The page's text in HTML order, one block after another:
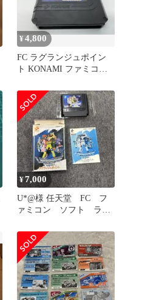
¥4,800
FC ラグランジュポイン
ト KONAMI ファミコン
¥7,000
U*@様 任天堂 FC フ
ァミコン ソフト ラグ
確認